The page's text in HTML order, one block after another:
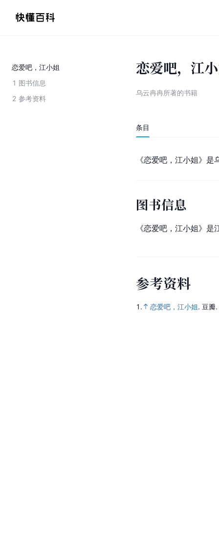
恋爱吧，江小姐
1 图书信息
2 参考资料
恋爱吧，江
乌云冉冉所著的书籍
条目
《恋爱吧，江小姐》
图书信息
《恋爱吧，江小姐》是
参考资料
1. 恋爱吧，江小姐. 豆瓣.